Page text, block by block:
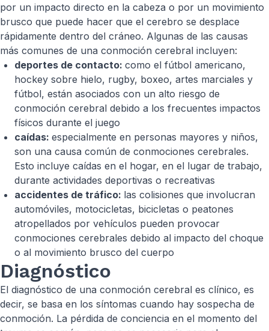
por un impacto directo en la cabeza o por un movimiento
brusco que puede hacer que el cerebro se desplace
rápidamente dentro del cráneo. Algunas de las causas
más comunes de una conmoción cerebral incluyen:
deportes de contacto: como el fútbol americano,
hockey sobre hielo, rugby, boxeo, artes marciales y
fútbol, están asociados con un alto riesgo de
conmoción cerebral debido a los frecuentes impactos
físicos durante el juego
caídas: especialmente en personas mayores y niños,
son una causa común de conmociones cerebrales.
Esto incluye caídas en el hogar, en el lugar de trabajo,
durante actividades deportivas o recreativas
accidentes de tráfico: las colisiones que involucran
automóviles, motocicletas, bicicletas o peatones
atropellados por vehículos pueden provocar
conmociones cerebrales debido al impacto del choque
o al movimiento brusco del cuerpo
Diagnóstico
El diagnóstico de una conmoción cerebral es clínico, es
decir, se basa en los síntomas cuando hay sospecha de
conmoción. La pérdida de conciencia en el momento del